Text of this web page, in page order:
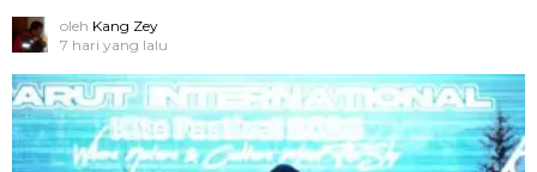
oleh Kang Zey
7 hari yang lalu